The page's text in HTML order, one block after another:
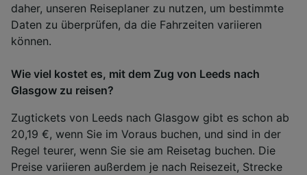
daher, unseren Reiseplaner zu nutzen, um bestimmte
Daten zu überprüfen, da die Fahrzeiten variieren
können.
Wie viel kostet es, mit dem Zug von Leeds nach
Glasgow zu reisen?
Zugtickets von Leeds nach Glasgow gibt es schon ab
20,19 €, wenn Sie im Voraus buchen, und sind in der
Regel teurer, wenn Sie sie am Reisetag buchen. Die
Preise variieren außerdem je nach Reisezeit, Strecke